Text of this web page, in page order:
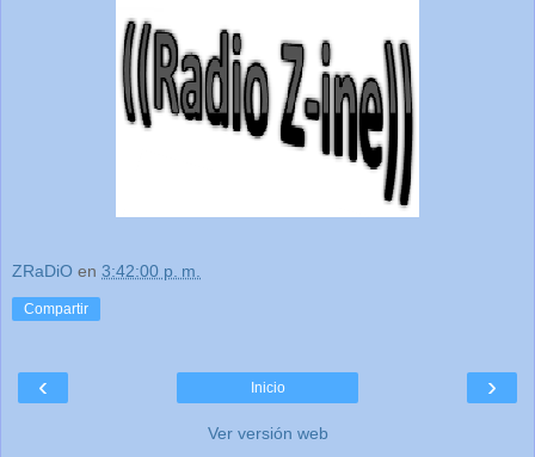
ZRaDiO en 3:42:00 p. m.
Compartir
‹ ›
Inicio
Ver versión web